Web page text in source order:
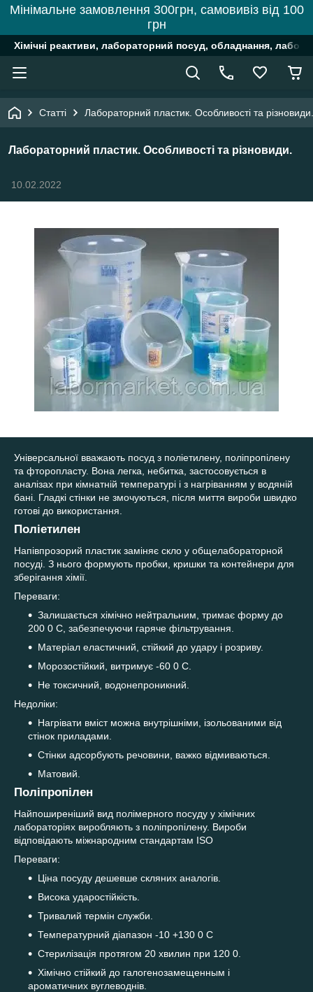
Мінімальне замовлення 300грн, самовивіз від 100
грн
Хімічні реактиви, лабораторний посуд, обладнання,
Статті Лабораторний пластик. Особливості та різновиди.
Лабораторний пластик. Особливості та різновиди.
10.02.2022
Універсальної вважають посуд з поліетилену, поліпропілену
та фторопласту. Вона легка, небитка, застосовується в
аналізах при кімнатній температурі і з нагріванням у водяній
бані. Гладкі стінки не змочуються, після миття вироби швидко
готові до використання.
Поліетилен
Напівпрозорий пластик заміняє скло у общелабораторной
посуді. З нього формують пробки, кришки та контейнери для
зберігання хімії.
Переваги:
Залишається хімічно нейтральним, тримає форму до
200 0 С, забезпечуючи гаряче фільтрування.
Матеріал еластичний, стійкий до удару і розриву.
Морозостійкий, витримує -60 0 С.
Не токсичний, водонепроникний.
Недоліки:
Нагрівати вміст можна внутрішніми, ізольованими від
стінок приладами.
Стінки адсорбують речовини, важко відмиваються.
Матовий.
Поліпропілен
Найпоширеніший вид полімерного посуду у хімічних
лабораторіях виробляють з поліпропілену. Вироби
відповідають міжнародним стандартам ISO
Переваги:
Ціна посуду дешевше скляних аналогів.
Висока ударостійкість.
Тривалий термін служби.
Температурний діапазон -10 +130 0 С
Стерилізація протягом 20 хвилин при 120 0.
Хімічно стійкий до галогенозамещенным і
ароматичних вуглеводнів.